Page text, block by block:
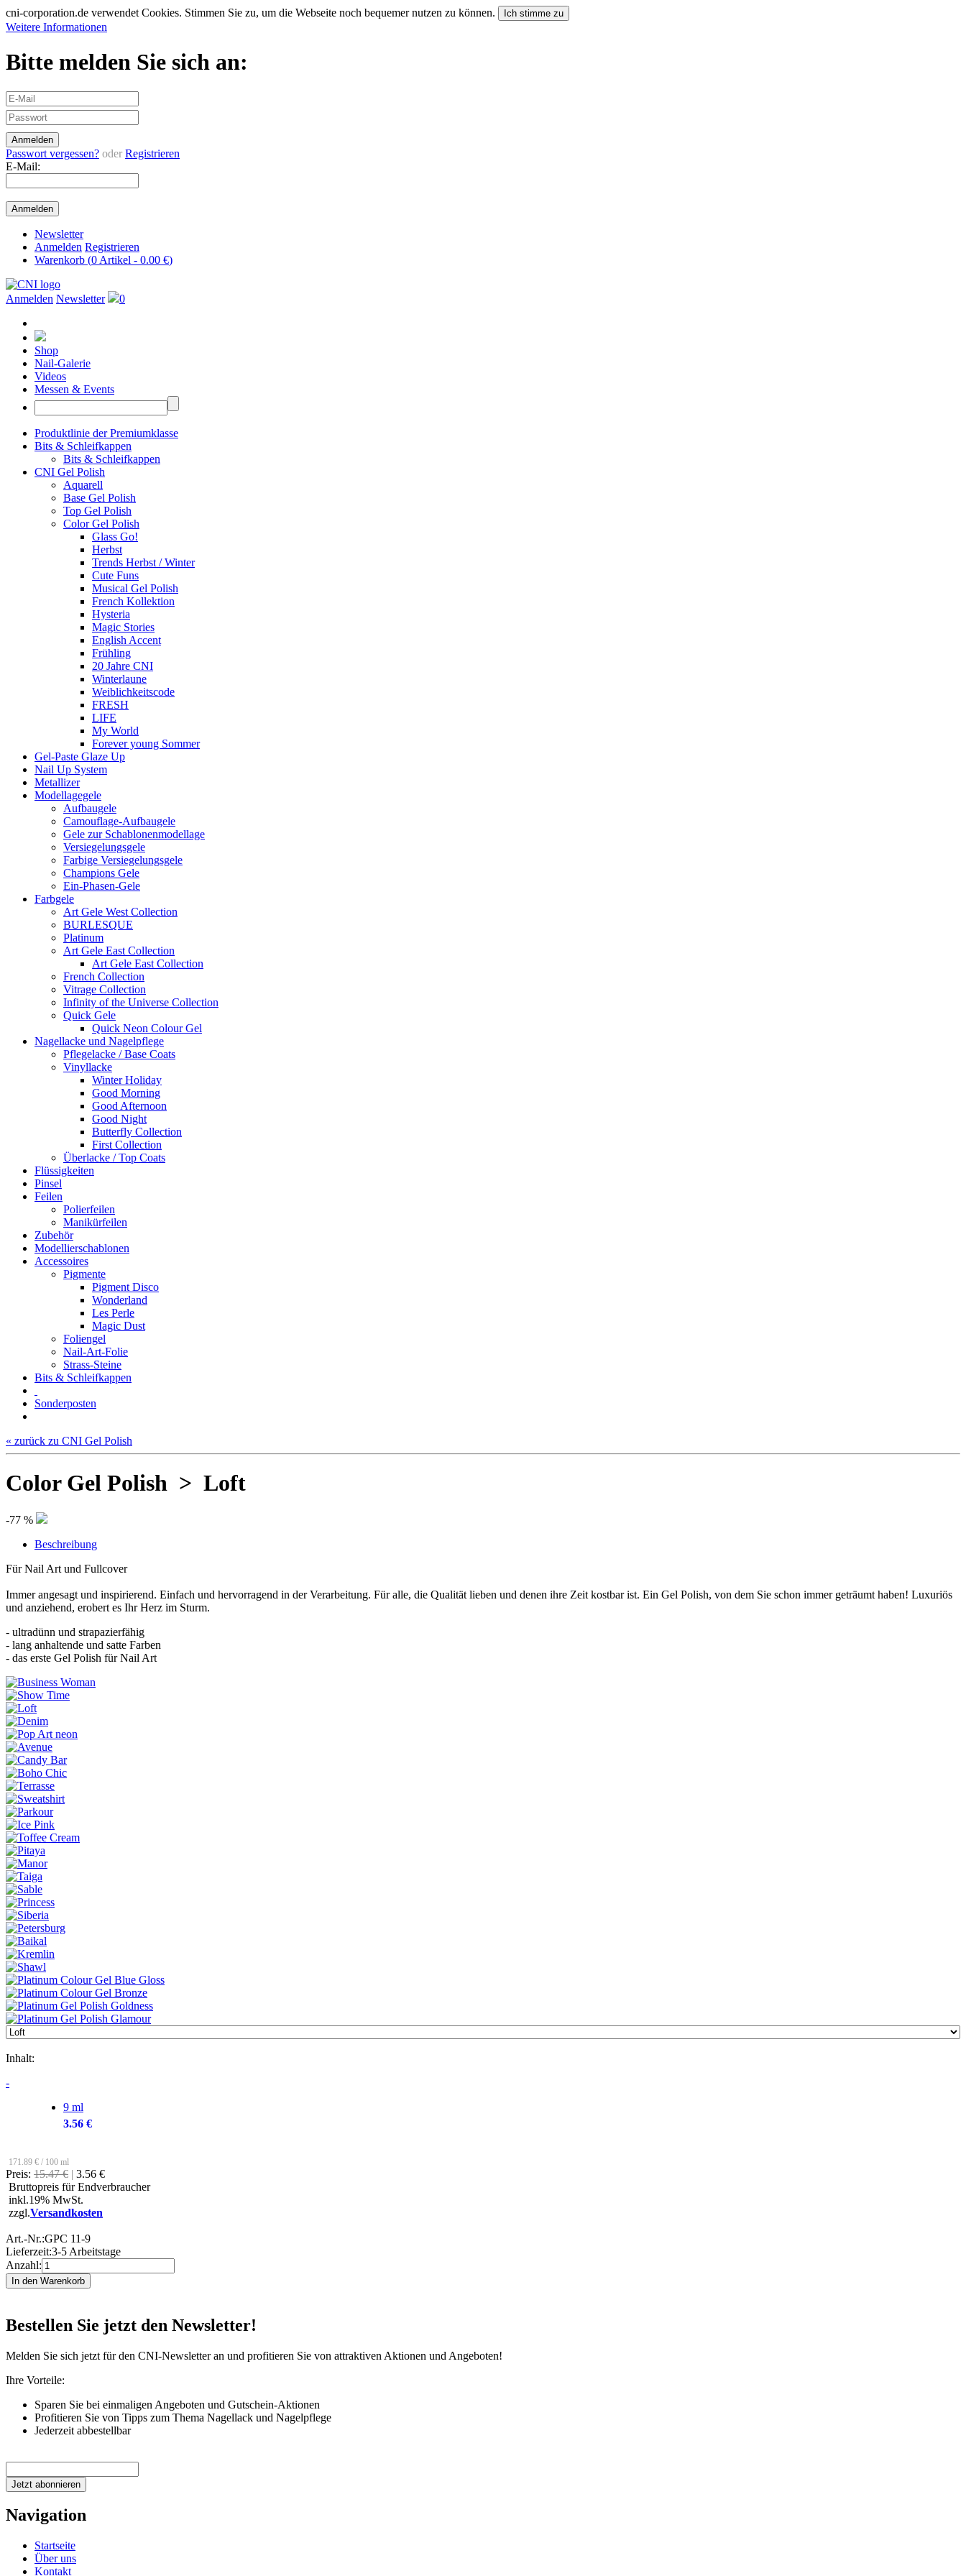
cni-corporation.de verwendet Cookies. Stimmen Sie zu, um die Webseite noch bequemer nutzen zu können. Ich stimme zu
Weitere Informationen
Bitte melden Sie sich an:
Passwort vergessen? oder Registrieren
E-Mail:
Newsletter
Anmelden Registrieren
Warenkorb (0 Artikel - 0.00 €)
Anmelden Newsletter 0
Shop
Nail-Galerie
Videos
Messen & Events
Produktlinie der Premiumklasse
Bits & Schleifkappen
Bits & Schleifkappen
CNI Gel Polish
Aquarell
Base Gel Polish
Top Gel Polish
Color Gel Polish
Glass Go!
Herbst
Trends Herbst / Winter
Cute Funs
Musical Gel Polish
French Kollektion
Hysteria
Magic Stories
English Accent
Frühling
20 Jahre CNI
Winterlaune
Weiblichkeitscode
FRESH
LIFE
My World
Forever young Sommer
Gel-Paste Glaze Up
Nail Up System
Metallizer
Modellagegele
Aufbaugele
Camouflage-Aufbaugele
Gele zur Schablonenmodellage
Versiegelungsgele
Farbige Versiegelungsgele
Champions Gele
Ein-Phasen-Gele
Farbgele
Art Gele West Collection
BURLESQUE
Platinum
Art Gele East Collection
Art Gele East Collection
French Collection
Vitrage Collection
Infinity of the Universe Collection
Quick Gele
Quick Neon Colour Gel
Nagellacke und Nagelpflege
Pflegelacke / Base Coats
Vinyllacke
Winter Holiday
Good Morning
Good Afternoon
Good Night
Butterfly Collection
First Collection
Überlacke / Top Coats
Flüssigkeiten
Pinsel
Feilen
Polierfeilen
Manikürfeilen
Zubehör
Modellierschablonen
Accessoires
Pigmente
Pigment Disco
Wonderland
Les Perle
Magic Dust
Foliengel
Nail-Art-Folie
Strass-Steine
Bits & Schleifkappen
Sonderposten
« zurück zu CNI Gel Polish
Color Gel Polish > Loft
-77 %
Beschreibung
Für Nail Art und Fullcover
Immer angesagt und inspirierend. Einfach und hervorragend in der Verarbeitung. Für alle, die Qualität lieben und denen ihre Zeit kostbar ist. Ein Gel Polish, von dem Sie schon immer geträumt haben! Luxuriös
und anziehend, erobert es Ihr Herz im Sturm.
- ultradünn und strapazierfähig
- lang anhaltende und satte Farben
- das erste Gel Polish für Nail Art
Inhalt:
-
9 ml
3.56 €
171.89 € / 100 ml
Preis: 15.47 € | 3.56 €
Bruttopreis für Endverbraucher
inkl.19% MwSt.
zzgl.Versandkosten
Art.-Nr.:GPC 11-9
Lieferzeit:3-5 Arbeitstage
Anzahl:
Bestellen Sie jetzt den Newsletter!
Melden Sie sich jetzt für den CNI-Newsletter an und profitieren Sie von attraktiven Aktionen und Angeboten!
Ihre Vorteile:
Sparen Sie bei einmaligen Angeboten und Gutschein-Aktionen
Profitieren Sie von Tipps zum Thema Nagellack und Nagelpflege
Jederzeit abbestellbar
Jetzt abonnieren
Navigation
Startseite
Über uns
Kontakt